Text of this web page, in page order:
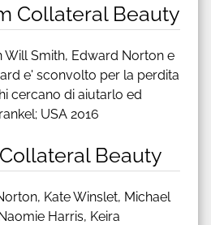
Collateral Beauty
Smith, Edward Norton e
e' sconvolto per la perdita
cercano di aiutarlo ed
USA 2016
Beauty
Kate Winslet, Michael
Harris, Keira